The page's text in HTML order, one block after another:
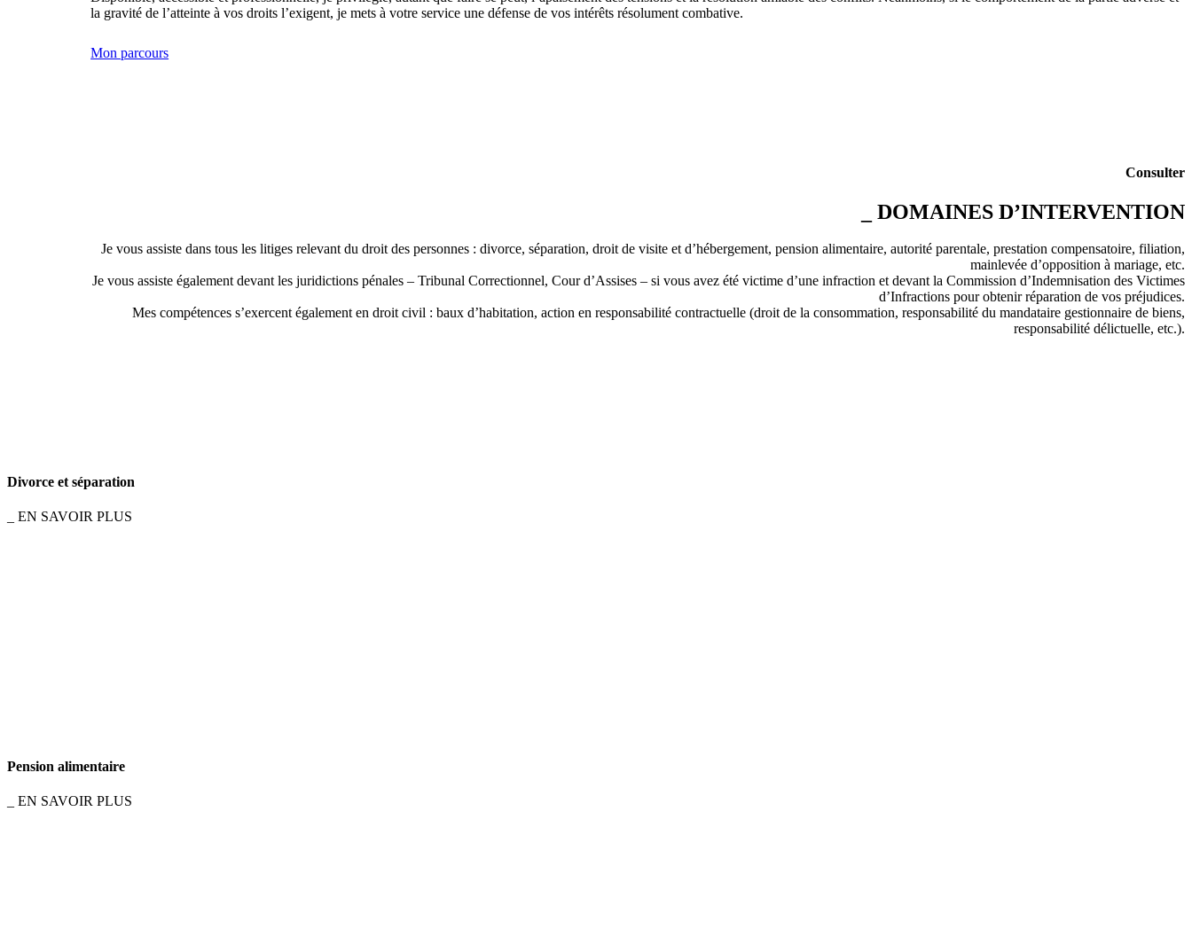
la gravité de l’atteinte à vos droits l’exigent, je mets à votre service une défense de vos intérêts résolument combative.
Mon parcours
Consulter
_ DOMAINES D’INTERVENTION
Je vous assiste dans tous les litiges relevant du droit des personnes : divorce, séparation, droit de visite et d’hébergement, pension alimentaire, autorité parentale, prestation compensatoire, filiation,
mainlevée d’opposition à mariage, etc.
Je vous assiste également devant les juridictions pénales – Tribunal Correctionnel, Cour d’Assises – si vous avez été victime d’une infraction et devant la Commission d’Indemnisation des Victimes
d’Infractions pour obtenir réparation de vos préjudices.
Mes compétences s’exercent également en droit civil : baux d’habitation, action en responsabilité contractuelle (droit de la consommation, responsabilité du mandataire gestionnaire de biens,
responsabilité délictuelle, etc.).
Divorce et séparation
_ EN SAVOIR PLUS
Pension alimentaire
_ EN SAVOIR PLUS